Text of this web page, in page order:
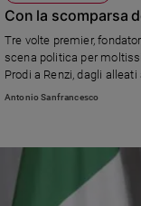
Privacy
Policy
siamo
Contatti
Con la scomparsa
Tre volte premier,
scena politica per
Prodi a Renzi, dagli
reazioni del mondo
Antonio Sanfrancesco